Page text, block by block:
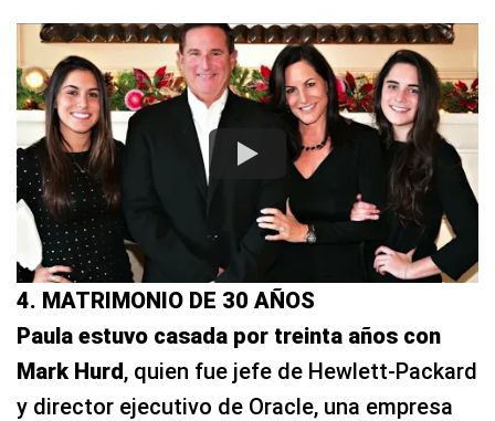
4. MATRIMONIO DE 30 AÑOS
Paula estuvo casada por treinta años con
Mark Hurd, quien fue jefe de Hewlett-Packard
y director ejecutivo de Oracle, una empresa